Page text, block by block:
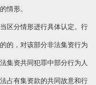
形。
分情形进行具体认定。行
的，对该部分非法集资行为
集资共同犯罪中部分行为人
占有集资款的共同故意和行